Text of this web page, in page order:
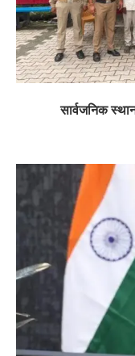
सार्वजनिक